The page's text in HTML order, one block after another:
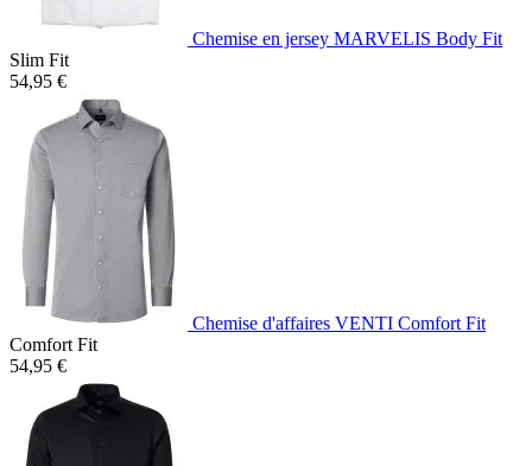
Chemise en jersey MARVELIS Body Fit
Slim Fit
54,95 €
Chemise d'affaires VENTI Comfort Fit
Comfort Fit
54,95 €